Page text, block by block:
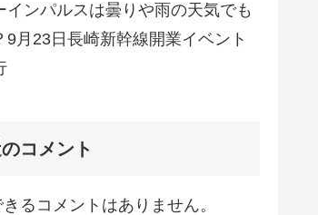
インパルスは曇りや雨の天気でも
9月23日長崎新幹線開業イベント
コメント
るコメントはありません。